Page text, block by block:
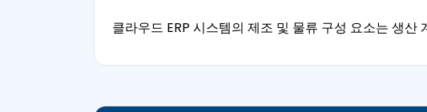
클라우드 ERP 시스템의 제조 및 물류 구성 요소는 생